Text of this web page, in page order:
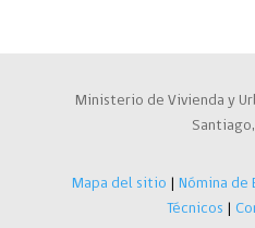
Ministerio de Vivienda y
Mapa del sitio | Nómina de
Técnicos |